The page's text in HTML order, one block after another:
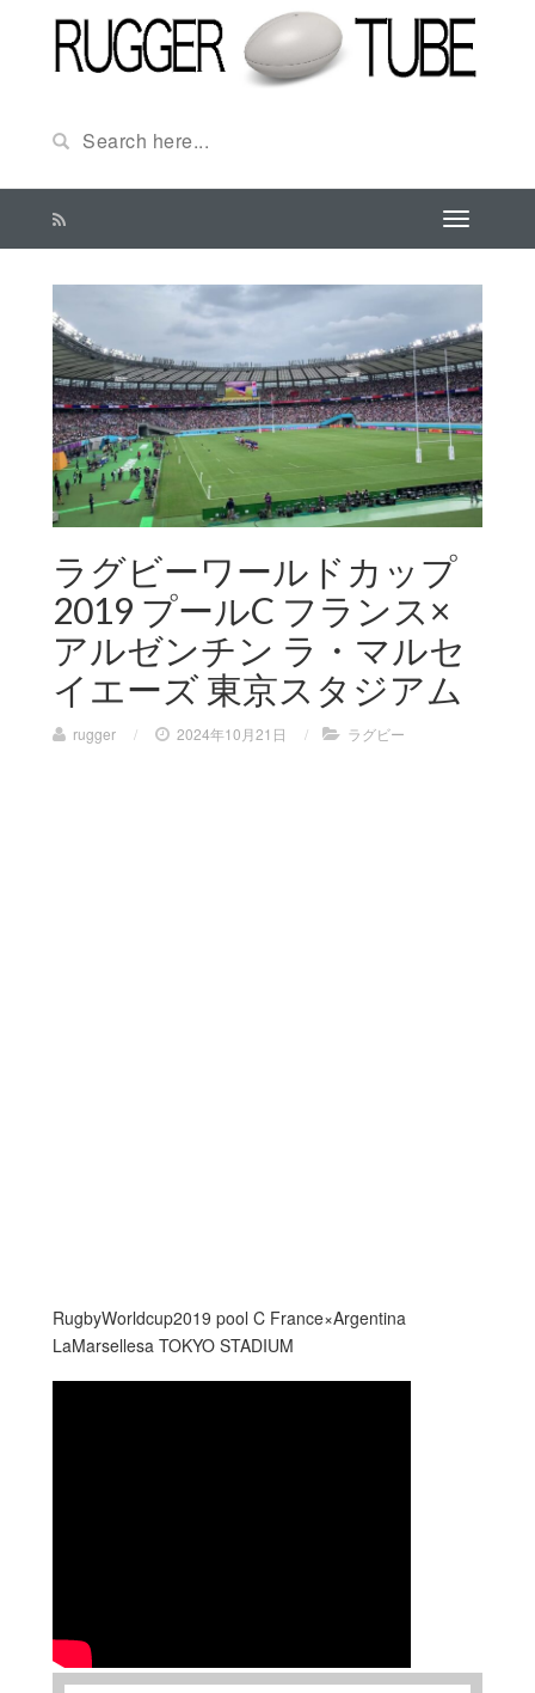
ラグビーワールドカップ
2019 プールC フランス×
アルゼンチン ラ・マルセ
イエーズ 東京スタジアム
rugger / 2024年10月21日 / ラグビー
RugbyWorldcup2019 pool C France×Argentina
LaMarsellesa TOKYO STADIUM